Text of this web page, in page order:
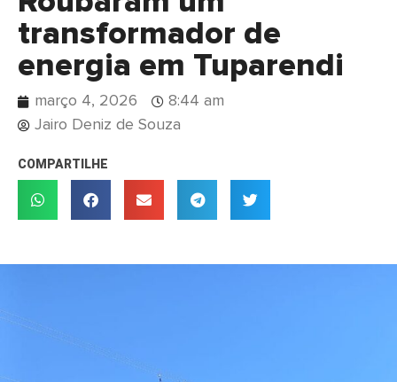
transformador de
energia em Tuparendi
março 4, 2026
8:44 am
Jairo Deniz de Souza
COMPARTILHE